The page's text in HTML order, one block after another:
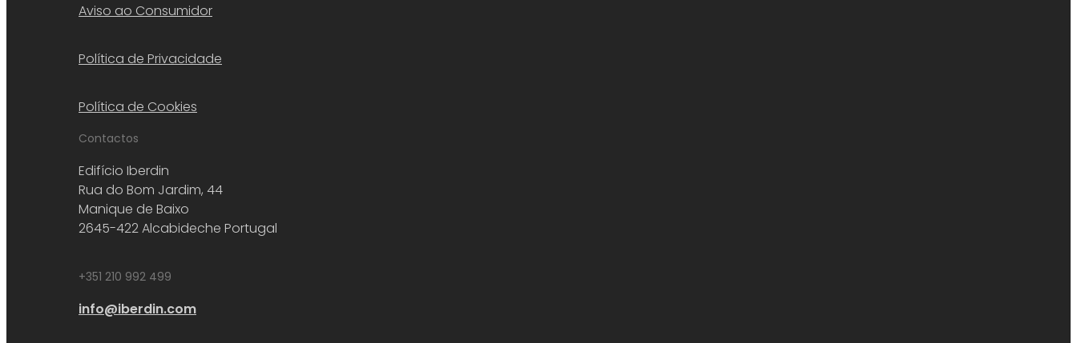
Aviso ao Consumidor
Política de Privacidade
Política de Cookies
Contactos
Edifício Iberdin
Rua do Bom Jardim, 44
Manique de Baixo
2645-422 Alcabideche Portugal
+351 210 992 499
info@iberdin.com